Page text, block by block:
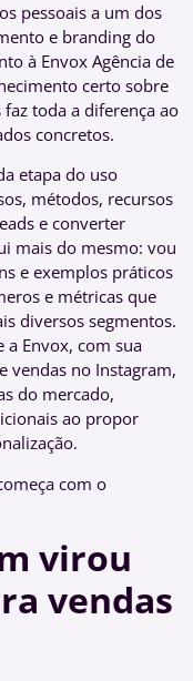
pessoais a um dos
e branding do
à Envox Agência de
certo sobre
toda a diferença ao
concretos.
etapa do uso
métodos, recursos
e converter
mais do mesmo: vou
e exemplos práticos
e métricas que
diversos segmentos.
Envox, com sua
vendas no Instagram,
do mercado,
ao propor
com o
virou
vendas